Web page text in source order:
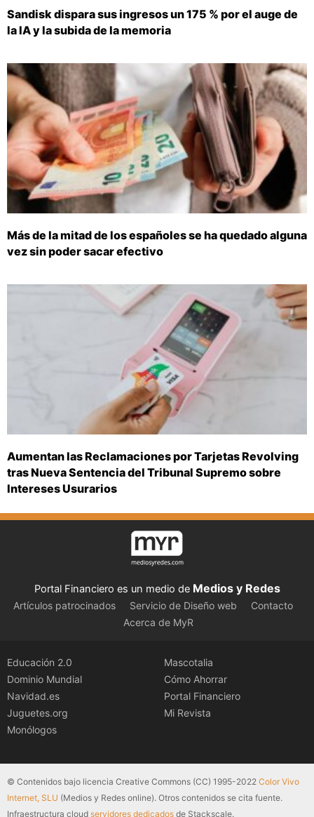
Sandisk dispara sus ingresos un 175 % por el auge de
la IA y la subida de la memoria
Más de la mitad de los españoles se ha quedado alguna
vez sin poder sacar efectivo
Aumentan las Reclamaciones por Tarjetas Revolving
tras Nueva Sentencia del Tribunal Supremo sobre
Intereses Usurarios
Portal Financiero es un medio de Medios y Redes
Artículos patrocinados Servicio de Diseño web
Contacto
Acerca de MyR
Educación 2.0
Dominio Mundial
Navidad.es
Juguetes.org
Monólogos
Mascotalia
Cómo Ahorrar
Portal Financiero
Mi Revista
© Contenidos bajo licencia Creative Commons (CC) 1995-2022 Color Vivo
Internet, SLU (Medios y Redes online). Otros contenidos se cita fuente.
Infraestructura cloud servidores dedicados de Stackscale.